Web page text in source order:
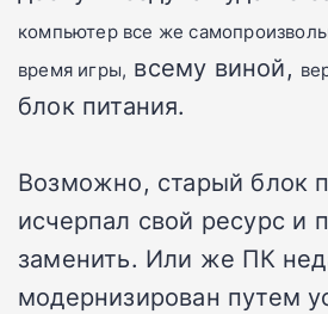
компьютер все же
время игры, всему виной,
блок питания.
Возможно, старый блок
исчерпал свой ресурс и
заменить. Или же ПК
модернизирован путем